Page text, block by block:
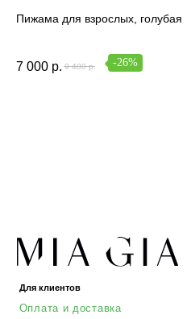
Пижама для взрослых, голубая
7 000 р. 9 400 р. -26%